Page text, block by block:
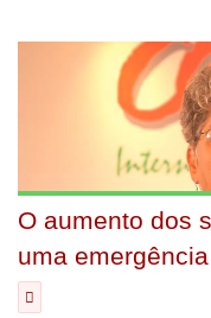
O aumento dos
uma